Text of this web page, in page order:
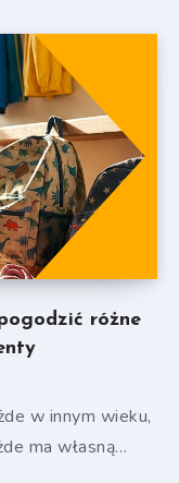
różne
w innym wieku,
ma własną…